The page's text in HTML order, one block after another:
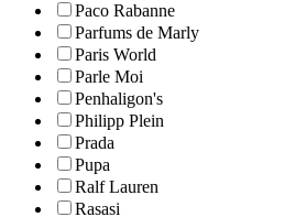
Paco Rabanne
Parfums de Marly
Paris World
Parle Moi
Penhaligon's
Philipp Plein
Prada
Pupa
Ralf Lauren
Rasasi